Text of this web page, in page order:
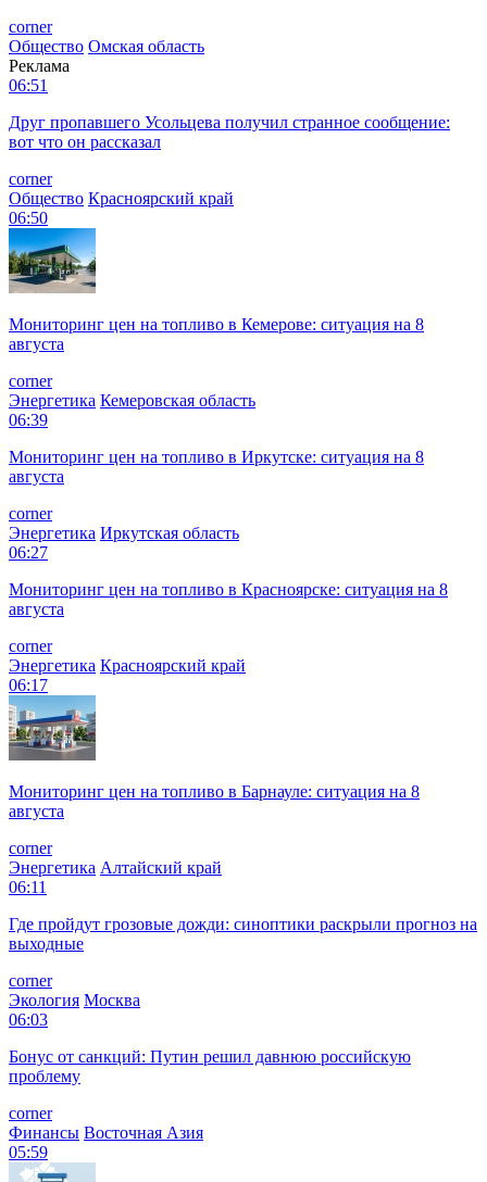
corner
Общество Омская область
Реклама
06:51
Друг пропавшего Усольцева получил странное сообщение:
вот что он рассказал
corner
Общество Красноярский край
06:50
Мониторинг цен на топливо в Кемерове: ситуация на 8
августа
corner
Энергетика Кемеровская область
06:39
Мониторинг цен на топливо в Иркутске: ситуация на 8
августа
corner
Энергетика Иркутская область
06:27
Мониторинг цен на топливо в Красноярске: ситуация на 8
августа
corner
Энергетика Красноярский край
06:17
Мониторинг цен на топливо в Барнауле: ситуация на 8
августа
corner
Энергетика Алтайский край
06:11
Где пройдут грозовые дожди: синоптики раскрыли прогноз на
выходные
corner
Экология Москва
06:03
Бонус от санкций: Путин решил давнюю российскую
проблему
corner
Финансы Восточная Азия
05:59